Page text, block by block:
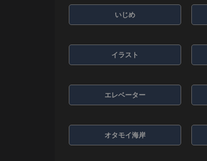
いじめ
イラスト
エレベーター
オタモイ海岸